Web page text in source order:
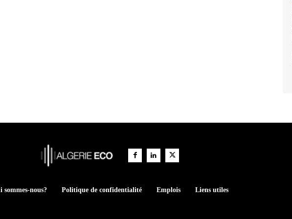
sommes-nous? Politique de confidentialité Emplois Liens utiles